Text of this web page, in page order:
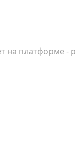
на платформе -